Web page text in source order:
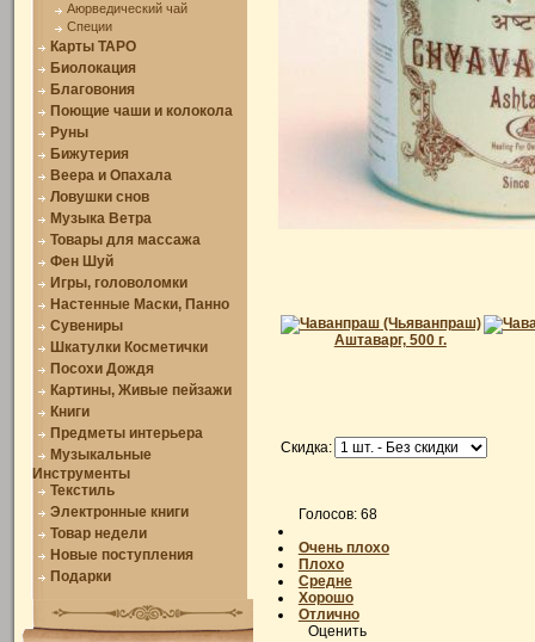
Аюрведический чай
Специи
Карты ТАРО
Биолокация
Благовония
Поющие чаши и колокола
Руны
Бижутерия
Веера и Опахала
Ловушки снов
Музыка Ветра
Товары для массажа
Фен Шуй
Игры, головоломки
Настенные Маски, Панно
Сувениры
Шкатулки Косметички
Посохи Дождя
Картины, Живые пейзажи
Книги
Предметы интерьера
Музыкальные
Инструменты
Текстиль
Электронные книги
Товар недели
Новые поступления
Подарки
Скидка:
Голосов: 68
Очень плохо
Плохо
Средне
Хорошо
Отлично
Оценить